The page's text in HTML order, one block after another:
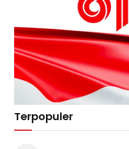
Terpopuler